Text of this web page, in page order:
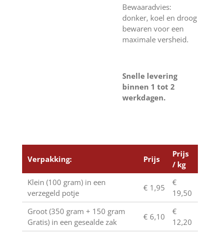
Bewaaradvies:
donker, koel en droog
bewaren voor een
maximale versheid.
Snelle levering
binnen 1 tot 2
werkdagen.
Verpakking: Prijs
Prijs
/ kg
Klein (100 gram) in een
verzegeld potje
€ 1,95
€
19,50
Groot (350 gram + 150 gram
Gratis) in een gesealde zak
€ 6,10
€
12,20